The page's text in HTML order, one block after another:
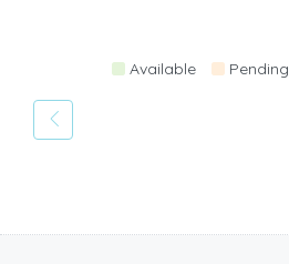
Available Pending